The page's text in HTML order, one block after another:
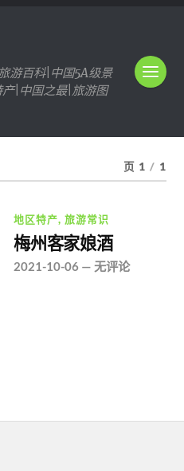
游百科|中国5A级景
|中国之最|旅游图
页 1 / 1
地区特产,旅游常识
梅州客家娘酒
2021-10-06 —无评论